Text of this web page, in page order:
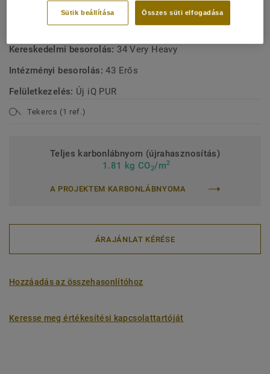
Terméktípus:Homogén PVC padlóburkolat
Kötőanyag-tartalom:Type I
Kereskedelmi besorolás: 34 Very Heavy
Intézményi besorolás:43 Erős
Felületkezelés: Új iQ PUR
Tekercs (1 ref.)
Teljes karbonlábnyom (újrahasznosítás)
1.81 kg CO2/m2
A PROJEKTEM KARBONLÁBNYOMA
ÁRAJÁNLAT KÉRÉSE
Hozzáadás az összehasonlítóhoz
Keresse meg értékesítési kapcsolattartóját
Összes süti elfogadása
Sütik beállítása